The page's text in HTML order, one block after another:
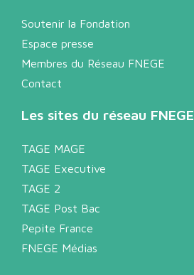
Soutenir la Fondation
Espace presse
Membres du Réseau FNEGE
Contact
Les sites du réseau FNEGE
TAGE MAGE
TAGE Executive
TAGE 2
TAGE Post Bac
Pepite France
FNEGE Médias